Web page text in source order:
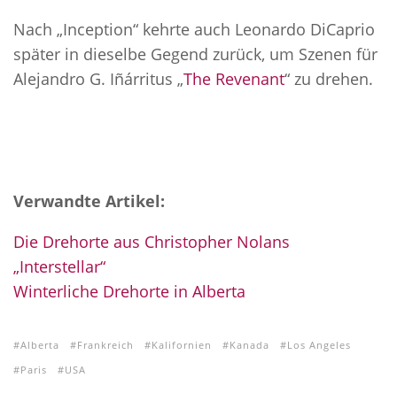
Nach „Inception“ kehrte auch Leonardo DiCaprio
später in dieselbe Gegend zurück, um Szenen für
Alejandro G. Iñárritus „The Revenant“ zu drehen.
Verwandte Artikel:
Die Drehorte aus Christopher Nolans
„Interstellar“
Winterliche Drehorte in Alberta
Alberta Frankreich Kalifornien Kanada
Los Angeles
Paris
USA